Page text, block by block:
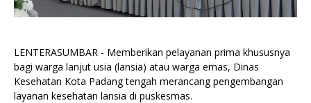
LENTERASUMBAR - Memberikan pelayanan prima khususnya
bagi warga lanjut usia (lansia) atau warga emas, Dinas
Kesehatan Kota Padang tengah merancang pengembangan
layanan kesehatan lansia di puskesmas.